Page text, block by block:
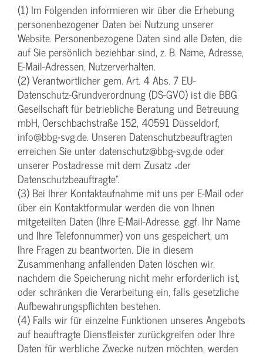
(1) Im Folgenden informieren wir über die Erhebung
personenbezogener Daten bei Nutzung unserer
Website. Personenbezogene Daten sind alle Daten, die
auf Sie persönlich beziehbar sind, z. B. Name, Adresse,
E-Mail-Adressen, Nutzerverhalten.
(2) Verantwortlicher gem. Art. 4 Abs. 7 EU-
Datenschutz-Grundverordnung (DS-GVO) ist die BBG
Gesellschaft für betriebliche Beratung und Betreuung
mbH, Oerschbachstraße 152, 40591 Düsseldorf,
info@bbg-svg.de. Unseren Datenschutzbeauftragten
erreichen Sie unter datenschutz@bbg-svg.de oder
unserer Postadresse mit dem Zusatz „der
Datenschutzbeauftragte“.
(3) Bei Ihrer Kontaktaufnahme mit uns per E-Mail oder
über ein Kontaktformular werden die von Ihnen
mitgeteilten Daten (Ihre E-Mail-Adresse, ggf. Ihr Name
und Ihre Telefonnummer) von uns gespeichert, um
Ihre Fragen zu beantworten. Die in diesem
Zusammenhang anfallenden Daten löschen wir,
nachdem die Speicherung nicht mehr erforderlich ist,
oder schränken die Verarbeitung ein, falls gesetzliche
Aufbewahrungspflichten bestehen.
(4) Falls wir für einzelne Funktionen unseres Angebots
auf beauftragte Dienstleister zurückgreifen oder Ihre
Daten für werbliche Zwecke nutzen möchten, werden